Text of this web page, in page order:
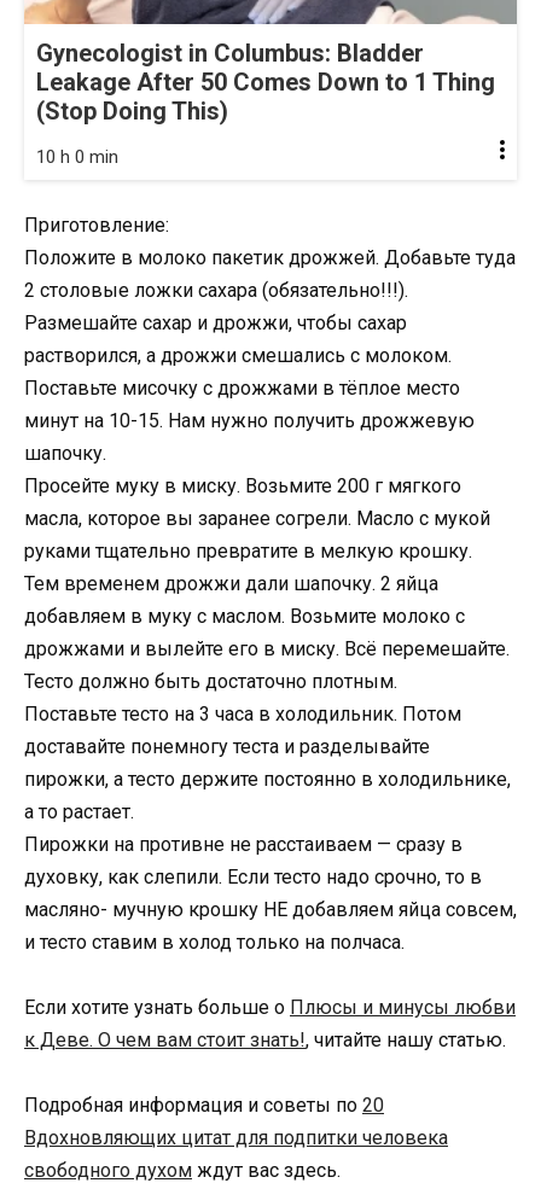
Gynecologist in Columbus: Bladder
Leakage After 50 Comes Down to 1 Thing
(Stop Doing This)
10 h 0 min
Приготовление:
Положите в молоко пакетик дрожжей. Добавьте туда
2 столовые ложки сахара (обязательно!!!).
Размешайте сахар и дрожжи, чтобы сахар
растворился, а дрожжи смешались с молоком.
Поставьте мисочку с дрожжами в тёплое место
минут на 10-15. Нам нужно получить дрожжевую
шапочку.
Просейте муку в миску. Возьмите 200 г мягкого
масла, которое вы заранее согрели. Масло с мукой
руками тщательно превратите в мелкую крошку.
Тем временем дрожжи дали шапочку. 2 яйца
добавляем в муку с маслом. Возьмите молоко с
дрожжами и вылейте его в миску. Всё перемешайте.
Тесто должно быть достаточно плотным.
Поставьте тесто на 3 часа в холодильник. Потом
доставайте понемногу теста и разделывайте
пирожки, а тесто держите постоянно в холодильнике,
а то растает.
Пирожки на противне не расстаиваем — сразу в
духовку, как слепили. Если тесто надо срочно, то в
масляно- мучную крошку НЕ добавляем яйца совсем,
и тесто ставим в холод только на полчаса.
Если хотите узнать больше о Плюсы и минусы любви
к Деве. О чем вам стоит знать!, читайте нашу статью.
Подробная информация и советы по 20
Вдохновляющих цитат для подпитки человека
свободного духом ждут вас здесь.